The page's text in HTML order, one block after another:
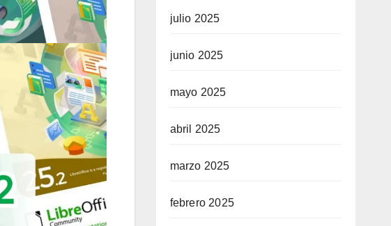
julio 2025
junio 2025
mayo 2025
abril 2025
marzo 2025
febrero 2025